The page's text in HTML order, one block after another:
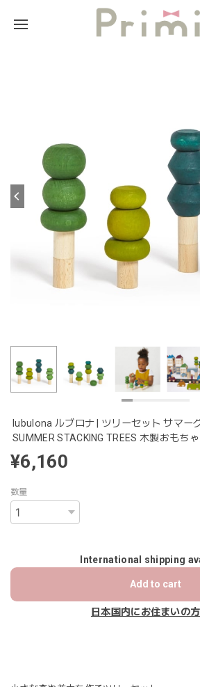
lubulona ルブロナ | ツリーセット サマー
SUMMER STACKING TREES 木製おもちゃ
¥6,160
数量
International shipping
Add to cart
日本国内にお住まいの